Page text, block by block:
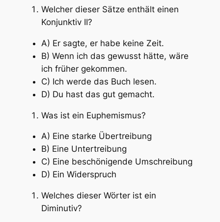
Welcher dieser Sätze enthält einen
Konjunktiv II?
A) Er sagte, er habe keine Zeit.
B) Wenn ich das gewusst hätte, wäre
ich früher gekommen.
C) Ich werde das Buch lesen.
D) Du hast das gut gemacht.
Was ist ein Euphemismus?
A) Eine starke Übertreibung
B) Eine Untertreibung
C) Eine beschönigende Umschreibung
D) Ein Widerspruch
Welches dieser Wörter ist ein
Diminutiv?